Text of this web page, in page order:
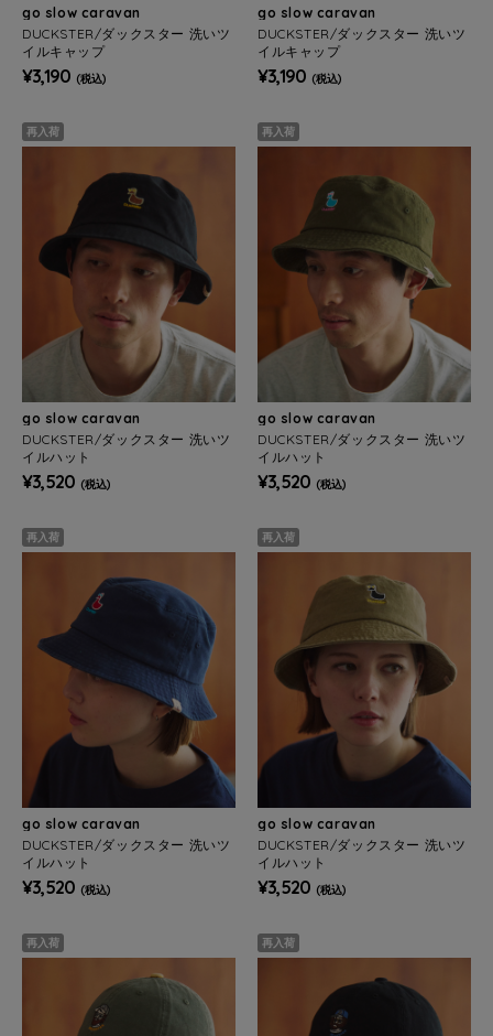
go slow caravan
DUCKSTER/ダックスター 洗いツ
イルキャップ
¥3,190 (税込)
go slow caravan
DUCKSTER/ダックスター 洗いツ
イルキャップ
¥3,190 (税込)
再入荷
go slow caravan
DUCKSTER/ダックスター 洗いツ
イルハット
¥3,520 (税込)
再入荷
go slow caravan
DUCKSTER/ダックスター 洗いツ
イルハット
¥3,520 (税込)
再入荷
go slow caravan
DUCKSTER/ダックスター 洗いツ
イルハット
¥3,520 (税込)
再入荷
go slow caravan
DUCKSTER/ダックスター 洗いツ
イルハット
¥3,520 (税込)
再入荷 再入荷